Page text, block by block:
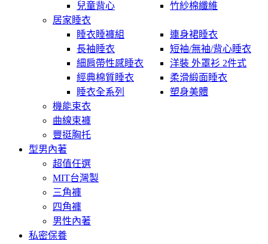
兒童背心
竹紗棉纖維
居家睡衣
睡衣睡褲組
連身裙睡衣
長袖睡衣
短袖/無袖/背心睡衣
細肩帶性感睡衣
洋裝 外罩衫 2件式
經典棉質睡衣
柔滑緞面睡衣
睡衣全系列
塑身美體
機能束衣
曲線束褲
豐挺胸托
型男內著
超值任選
MIT台灣製
三角褲
四角褲
男性內著
私密保養